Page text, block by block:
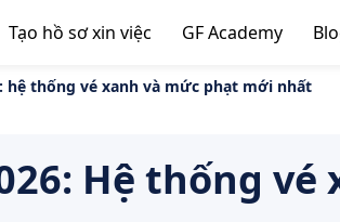
Tạo hồ sơ xin việc GF Academy
hệ thống vé xanh và mức phạt mới nhất
Hệ thống